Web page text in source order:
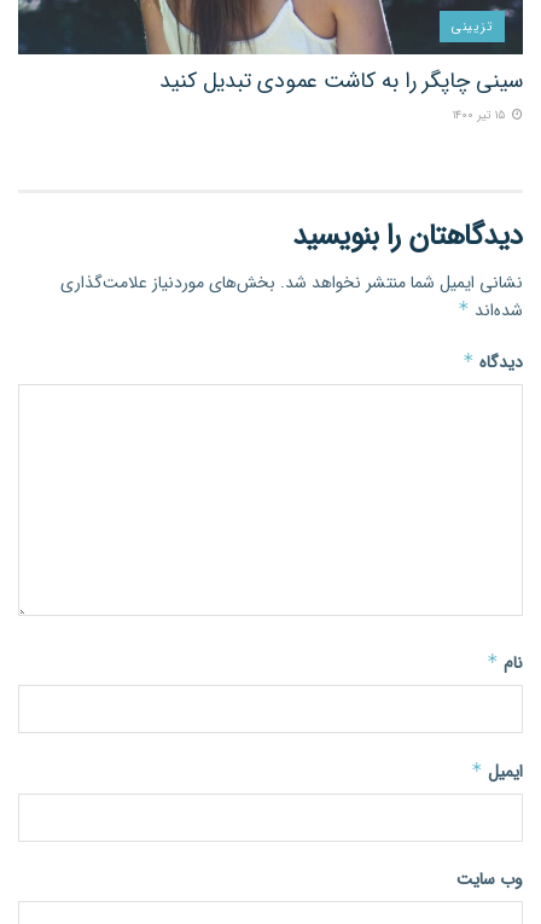
تزیینی
سینی چاپگر را به کاشت عمودی تبدیل کنید
دیدگاهتان را بنویسید
نشانی ایمیل شما منتشر نخواهد شد. بخش‌های موردنیاز علامت‌گذاری
شده‌اند *
دیدگاه *
نام *
ایمیل *
وب‌ سایت